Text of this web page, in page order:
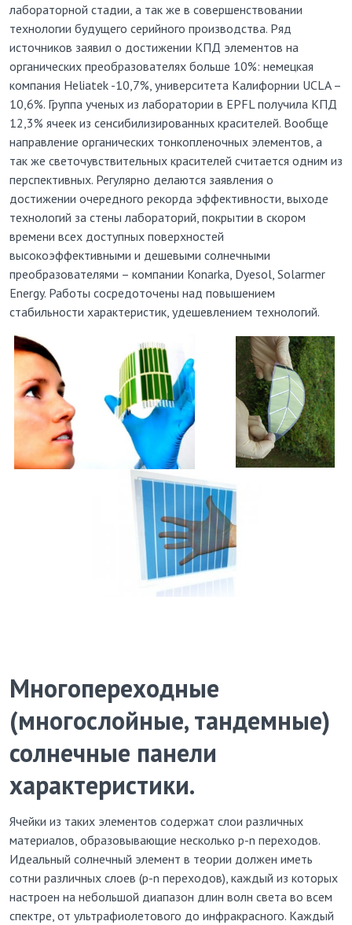
лабораторной стадии, а так же в совершенствовании
технологии будущего серийного производства. Ряд
источников заявил о достижении КПД элементов на
органических преобразователях больше 10%: немецкая
компания Heliatek -10,7%, университета Калифорнии UCLA –
10,6%. Группа ученых из лаборатории в EPFL получила КПД
12,3% ячеек из сенсибилизированных красителей. Вообще
направление органических тонкопленочных элементов, а
так же светочувствительных красителей считается одним из
перспективных. Регулярно делаются заявления о
достижении очередного рекорда эффективности, выходе
технологий за стены лабораторий, покрытии в скором
времени всех доступных поверхностей
высокоэффективными и дешевыми солнечными
преобразователями – компании Konarka, Dyesol, Solarmer
Energy. Работы сосредоточены над повышением
стабильности характеристик, удешевлением технологий.
Многопереходные
(многослойные, тандемные)
солнечные панели
характеристики.
Ячейки из таких элементов содержат слои различных
материалов, образовывающие несколько p-n переходов.
Идеальный солнечный элемент в теории должен иметь
сотни различных слоев (p-n переходов), каждый из которых
настроен на небольшой диапазон длин волн света во всем
спектре, от ультрафиолетового до инфракрасного. Каждый